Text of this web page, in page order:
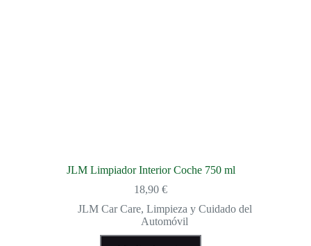
JLM Limpiador Interior Coche 750 ml
18,90€
JLM Car Care, Limpieza y Cuidado del
Automóvil